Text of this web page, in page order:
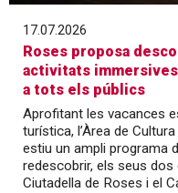
17.07.2026
Roses proposa
activitats
a tots els públics
Aprofitant les vacances
turística, l’Àrea de
estiu un ampli programa
redescobrir, els seus
Ciutadella de Roses i el